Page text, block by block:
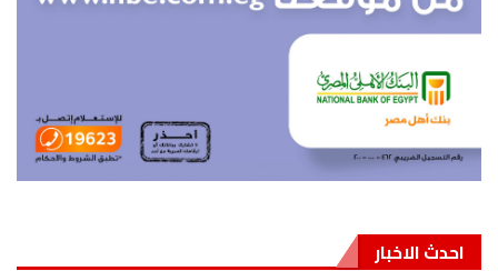
احدث الاخبار